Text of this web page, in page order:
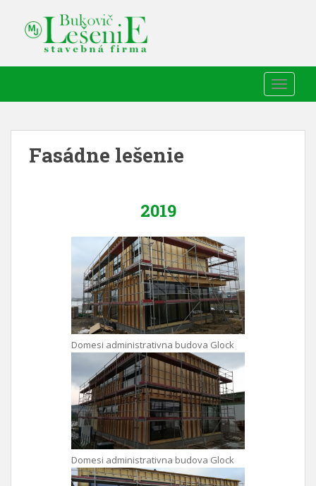
Fasádne lešenie
2019
Domesi administrativna budova Glock
Domesi administrativna budova Glock